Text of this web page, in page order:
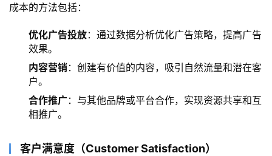
成本的方法包括：
优化广告投放：通过数据分析优化广告策略，提高广告
效果。
内容营销：创建有价值的内容，吸引自然流量和潜在客
户。
合作推广：与其他品牌或平台合作，实现资源共享和互
相推广。
客户满意度（Customer Satisfaction）